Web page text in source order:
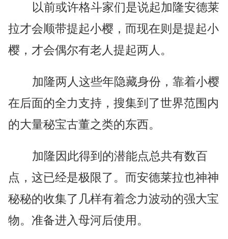
以前或许格斗家们是说起加隆安德莱
拉才会顺带提起小樱，而现在则是提起小
樱，才会偶尔有老人提起两人。
加隆两人这些年隐藏身份，靠着小樱
在后面的全力支持，搜集到了世界范围内
的大量秘宝古董之类的东西。
加隆因此得到的潜能点总共有数百
点，这已经是极限了。而安德莱拉也神神
秘秘的收集了几样有着念力波动的强大宝
物。准备进入母河后使用。